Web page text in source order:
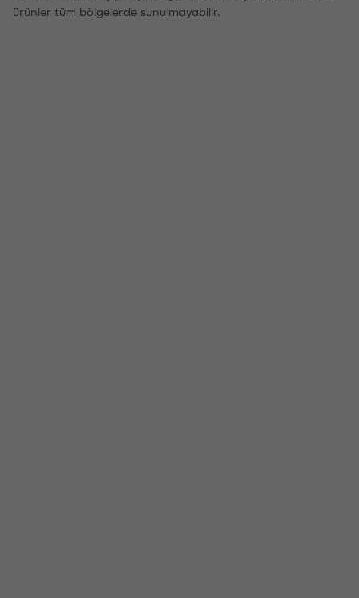
ürünler tüm bölgelerde sunulmayabilir.